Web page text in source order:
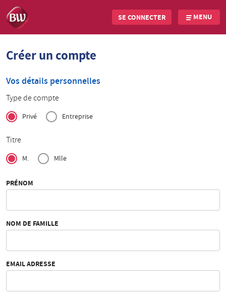
content
SE CONNECTER MENU
Créer un compte
Vos détails personnelles
Type de compte
Privé Entreprise
Titre
M. Mlle
PRÉNOM
NOM DE FAMILLE
EMAIL ADRESSE